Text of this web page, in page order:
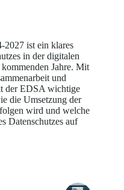
2027 ist ein klares
in der digitalen
Jahre. Mit
und
der EDSA wichtige
die Umsetzung der
wird und welche
Datenschutzes auf